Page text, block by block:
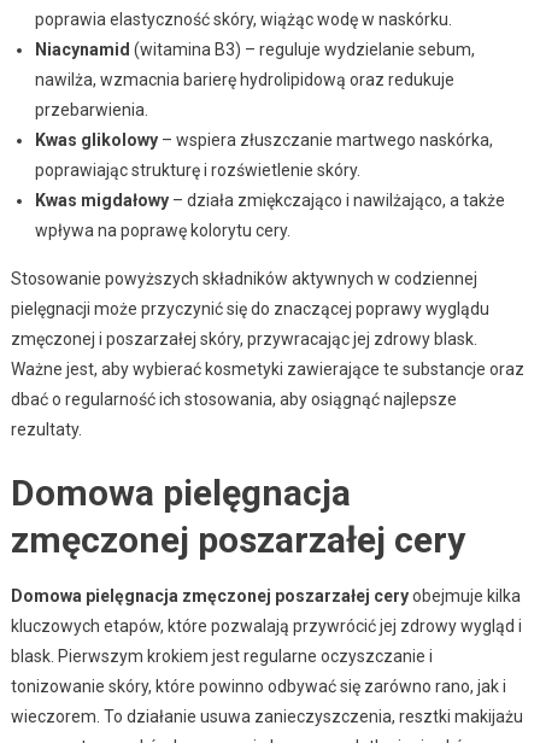
poprawia elastyczność skóry, wiążąc wodę w naskórku.
Niacynamid (witamina B3) – reguluje wydzielanie sebum,
nawilża, wzmacnia barierę hydrolipidową oraz redukuje
przebarwienia.
Kwas glikolowy– wspiera złuszczanie martwego naskórka,
poprawiając strukturę i rozświetlenie skóry.
Kwas migdałowy– działa zmiękczająco i nawilżająco, a także
wpływa na poprawę kolorytu cery.
Stosowanie powyższych składników aktywnych w codziennej
pielęgnacji może przyczynić się do znaczącej poprawy wyglądu
zmęczonej i poszarzałej skóry, przywracając jej zdrowy blask.
Ważne jest, aby wybierać kosmetyki zawierające te substancje oraz
dbać o regularność ich stosowania, aby osiągnąć najlepsze
rezultaty.
Domowa pielęgnacja
zmęczonej poszarzałej cery
Domowa pielęgnacja zmęczonej poszarzałej ceryobejmuje kilka
kluczowych etapów, które pozwalają przywrócić jej zdrowy wygląd i
blask. Pierwszym krokiem jest regularne oczyszczanie i
tonizowanie skóry, które powinno odbywać się zarówno rano, jak i
wieczorem. To działanie usuwa zanieczyszczenia, resztki makijażu